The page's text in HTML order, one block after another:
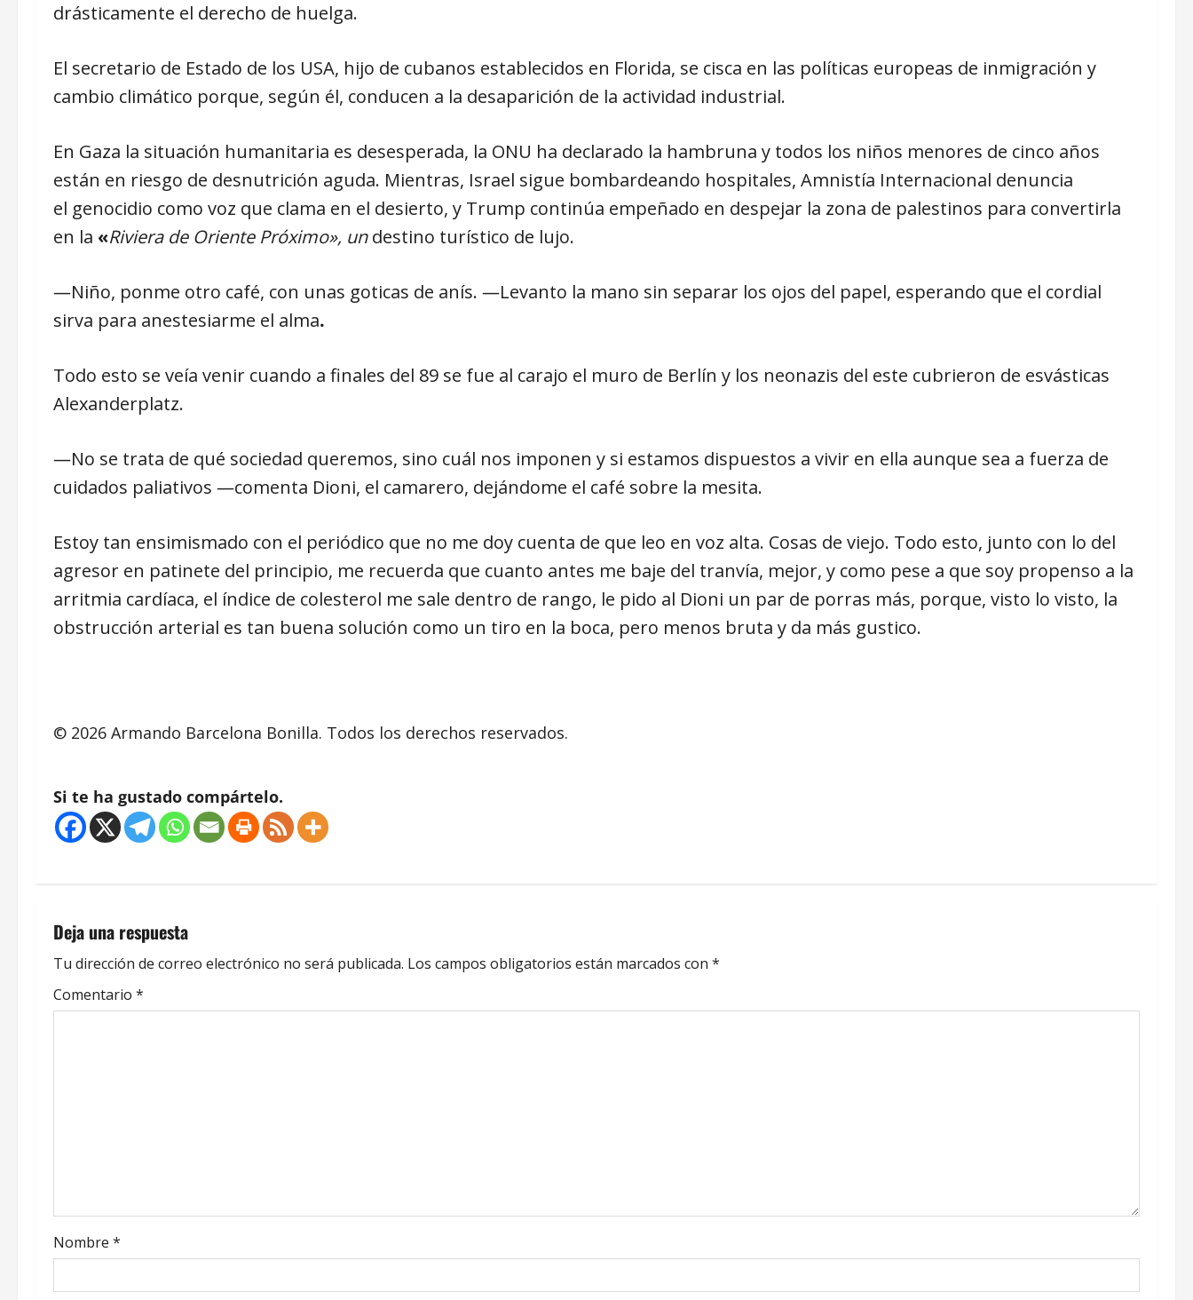
drásticamente el derecho de huelga.
El secretario de Estado de los USA, hijo de cubanos establecidos en Florida, se cisca en las políticas europeas de inmigración y
cambio climático porque, según él, conducen a la desaparición de la actividad industrial.
En Gaza la situación humanitaria es desesperada, la ONU ha declarado la hambruna y todos los niños menores de cinco años
están en riesgo de desnutrición aguda. Mientras, Israel sigue bombardeando hospitales, Amnistía Internacional denuncia
el genocidio como voz que clama en el desierto, y Trump continúa empeñado en despejar la zona de palestinos para convertirla
en la «Riviera de Oriente Próximo», un destino turístico de lujo.
―Niño, ponme otro café, con unas goticas de anís. ―Levanto la mano sin separar los ojos del papel, esperando que el cordial
sirva para anestesiarme el alma.
Todo esto se veía venir cuando a finales del 89 se fue al carajo el muro de Berlín y los neonazis del este cubrieron de esvásticas
Alexanderplatz.
―No se trata de qué sociedad queremos, sino cuál nos imponen y si estamos dispuestos a vivir en ella aunque sea a fuerza de
cuidados paliativos ―comenta Dioni, el camarero, dejándome el café sobre la mesita.
Estoy tan ensimismado con el periódico que no me doy cuenta de que leo en voz alta. Cosas de viejo. Todo esto, junto con lo del
agresor en patinete del principio, me recuerda que cuanto antes me baje del tranvía, mejor, y como pese a que soy propenso a la
arritmia cardíaca, el índice de colesterol me sale dentro de rango, le pido al Dioni un par de porras más, porque, visto lo visto, la
obstrucción arterial es tan buena solución como un tiro en la boca, pero menos bruta y da más gustico.
© 2026 Armando Barcelona Bonilla. Todos los derechos reservados.
Si te ha gustado compártelo.
v
e
g
n
d
e
Deja una respuesta
Tu dirección de correo electrónico no será publicada. Los campos obligatorios están marcados con *
Comentario *
Nombre *